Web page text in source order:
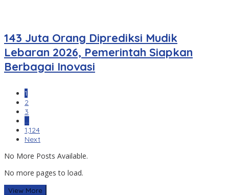
143 Juta Orang Diprediksi Mudik
Lebaran 2026, Pemerintah Siapkan
Berbagai Inovasi
1
2
3
…
1,124
Next
No More Posts Available.
No more pages to load.
View More